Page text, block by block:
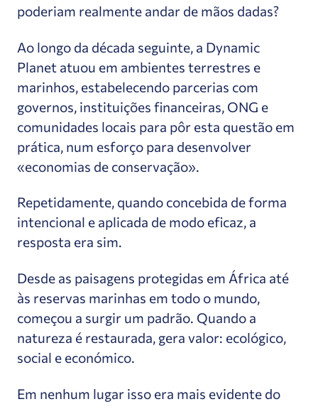
poderiam realmente andar de mãos dadas?
Ao longo da década seguinte, a Dynamic
Planet atuou em ambientes terrestres e
marinhos, estabelecendo parcerias com
governos, instituições financeiras, ONG e
comunidades locais para pôr esta questão em
prática, num esforço para desenvolver
«economias de conservação».
Repetidamente, quando concebida de forma
intencional e aplicada de modo eficaz, a
resposta era sim.
Desde as paisagens protegidas em África até
às reservas marinhas em todo o mundo,
começou a surgir um padrão. Quando a
natureza é restaurada, gera valor: ecológico,
social e económico.
Em nenhum lugar isso era mais evidente do